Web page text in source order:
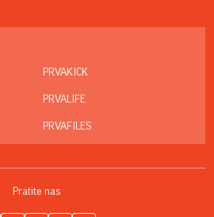
PRVAKICK
PRVALIFE
PRVAFILES
Pratite nas